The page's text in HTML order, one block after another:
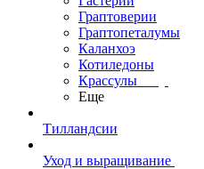
Граптоверии
Граптопеталумы
Каланхоэ
Котиледоны
Крассулы
Еще
Тилландсии
Уход и выращивание